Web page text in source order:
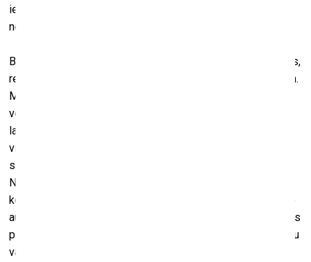
iespējā savā īpašumā iegūt Kiwie, bet, protams, mēs arī
nevarējām ietekmēt to, cik augstu tā solītā cena uzkāps.
Bijām ļoti pārsteigti par to, cik daudz solītāju bija no Latvijas,
rezultātā tikai divi vai viens darbs tika pārdots uz ārzemēm.
Mēs to vispār negaidījām, jo visu savu
veidojuši tā, lai ieinteresētu ārzemju publiku. Pirms kāda
laika izveidojām
visas ar šo saistītās lietas. Tur mums ir vairāk nekā 400
sekotāju un tādēļ arī zinājām dažus solītājus. Saproti, tos
NFT pašlaik visvairāk pērk “kripto cilvēki” nevis mākslas
kolekcionāri. Tieši tāpēc mums bija svarīgi uzrunāt to kripto
auditoriju – ņemot vērā NFT pieaugošo popularitāti, daudzas
pasaules lielās institūcijas šobrīd domā par to, kādu labumu
varētu no tā iegūt. Man šķiet, tas ir ļoti